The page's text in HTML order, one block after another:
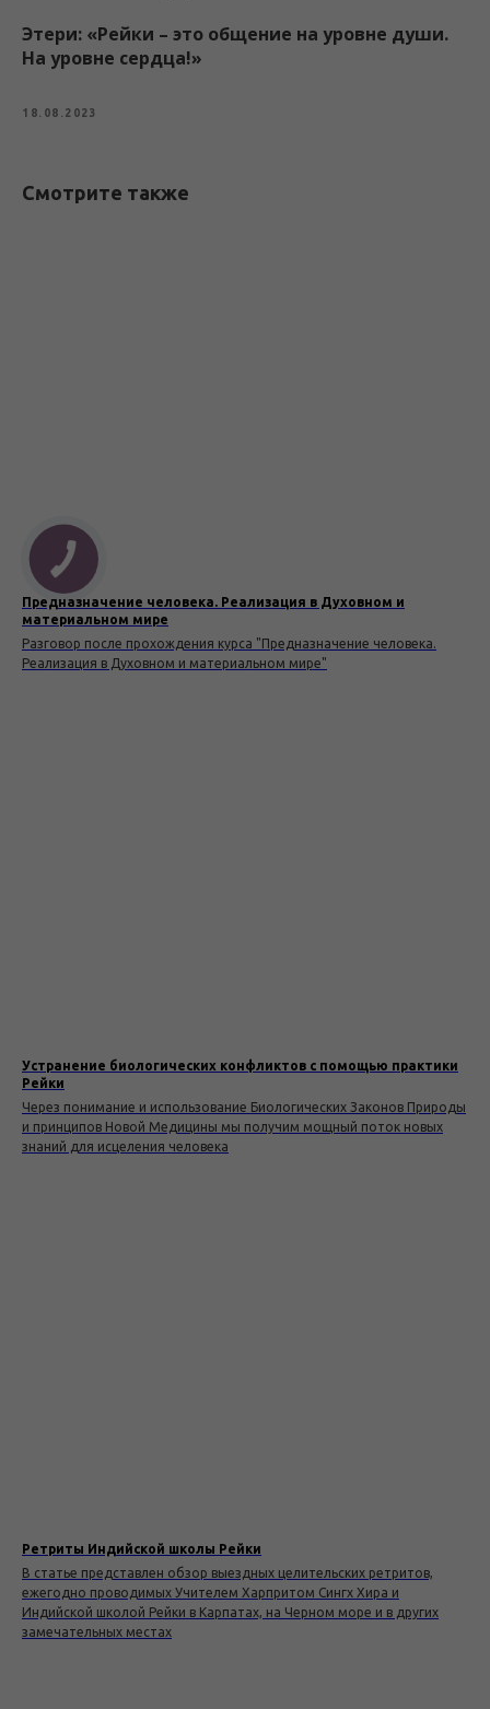
Этери: «Рейки – это общение на уровне души.
На уровне сердца!»
18.08.2023
Смотрите также
Предназначение человека. Реализация в Духовном и
материальном мире
Разговор после прохождения курса "Предназначение человека.
Реализация в Духовном и материальном мире"
Устранение биологических конфликтов с помощью практики
Рейки
Через понимание и использование Биологических Законов Природы
и принципов Новой Медицины мы получим мощный поток новых
знаний для исцеления человека
Ретриты Индийской школы Рейки
В статье представлен обзор выездных целительских ретритов,
ежегодно проводимых Учителем Харпритом Сингх Хира и
Индийской школой Рейки в Карпатах, на Черном море и в других
замечательных местах